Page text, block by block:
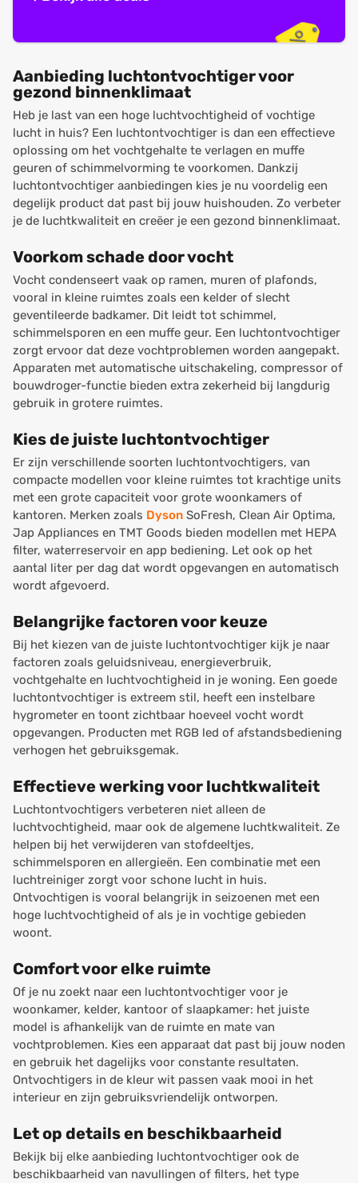
Aanbieding luchtontvochtiger voor
gezond binnenklimaat
Heb je last van een hoge luchtvochtigheid of vochtige
lucht in huis? Een luchtontvochtiger is dan een effectieve
oplossing om het vochtgehalte te verlagen en muffe
geuren of schimmelvorming te voorkomen. Dankzij
luchtontvochtiger aanbiedingen kies je nu voordelig een
degelijk product dat past bij jouw huishouden. Zo verbeter
je de luchtkwaliteit en creëer je een gezond binnenklimaat.
Voorkom schade door vocht
Vocht condenseert vaak op ramen, muren of plafonds,
vooral in kleine ruimtes zoals een kelder of slecht
geventileerde badkamer. Dit leidt tot schimmel,
schimmelsporen en een muffe geur. Een luchtontvochtiger
zorgt ervoor dat deze vochtproblemen worden aangepakt.
Apparaten met automatische uitschakeling, compressor of
bouwdroger-functie bieden extra zekerheid bij langdurig
gebruik in grotere ruimtes.
Kies de juiste luchtontvochtiger
Er zijn verschillende soorten luchtontvochtigers, van
compacte modellen voor kleine ruimtes tot krachtige units
met een grote capaciteit voor grote woonkamers of
kantoren. Merken zoals Dyson SoFresh, Clean Air Optima,
Jap Appliances en TMT Goods bieden modellen met HEPA
filter, waterreservoir en app bediening. Let ook op het
aantal liter per dag dat wordt opgevangen en automatisch
wordt afgevoerd.
Belangrijke factoren voor keuze
Bij het kiezen van de juiste luchtontvochtiger kijk je naar
factoren zoals geluidsniveau, energieverbruik,
vochtgehalte en luchtvochtigheid in je woning. Een goede
luchtontvochtiger is extreem stil, heeft een instelbare
hygrometer en toont zichtbaar hoeveel vocht wordt
opgevangen. Producten met RGB led of afstandsbediening
verhogen het gebruiksgemak.
Effectieve werking voor luchtkwaliteit
Luchtontvochtigers verbeteren niet alleen de
luchtvochtigheid, maar ook de algemene luchtkwaliteit. Ze
helpen bij het verwijderen van stofdeeltjes,
schimmelsporen en allergieën. Een combinatie met een
luchtreiniger zorgt voor schone lucht in huis.
Ontvochtigen is vooral belangrijk in seizoenen met een
hoge luchtvochtigheid of als je in vochtige gebieden
woont.
Comfort voor elke ruimte
Of je nu zoekt naar een luchtontvochtiger voor je
woonkamer, kelder, kantoor of slaapkamer: het juiste
model is afhankelijk van de ruimte en mate van
vochtproblemen. Kies een apparaat dat past bij jouw noden
en gebruik het dagelijks voor constante resultaten.
Ontvochtigers in de kleur wit passen vaak mooi in het
interieur en zijn gebruiksvriendelijk ontworpen.
Let op details en beschikbaarheid
Bekijk bij elke aanbieding luchtontvochtiger ook de
beschikbaarheid van navullingen of filters, het type